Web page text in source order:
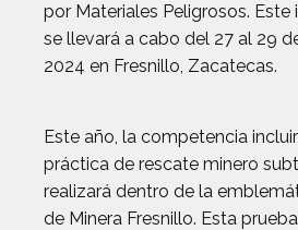
por Materiales Peligrosos.
se llevará a cabo del 27 al 29
2024 en Fresnillo, Zacatecas.
Este año, la competencia
práctica de rescate minero
realizará dentro de la
de Minera Fresnillo. Esta